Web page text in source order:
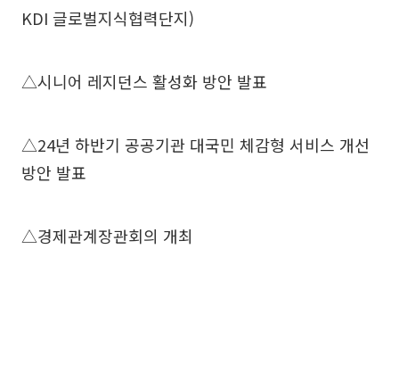
KDI 글로벌지식협력단지)
△시니어 레지던스 활성화 방안 발표
△24년 하반기 공공기관 대국민 체감형 서비스 개선
방안 발표
△경제관계장관회의 개최